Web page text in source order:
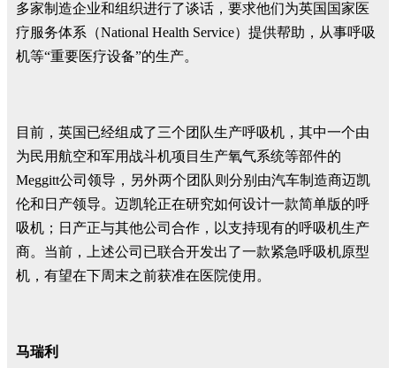
多家制造企业和组织进行了谈话，要求他们为英国国家医
疗服务体系（National Health Service）提供帮助，从事呼吸
机等“重要医疗设备”的生产。
目前，英国已经组成了三个团队生产呼吸机，其中一个由
为民用航空和军用战斗机项目生产氧气系统等部件的
Meggitt公司领导，另外两个团队则分别由汽车制造商迈凯
伦和日产领导。迈凯轮正在研究如何设计一款简单版的呼
吸机；日产正与其他公司合作，以支持现有的呼吸机生产
商。当前，上述公司已联合开发出了一款紧急呼吸机原型
机，有望在下周末之前获准在医院使用。
马瑞利